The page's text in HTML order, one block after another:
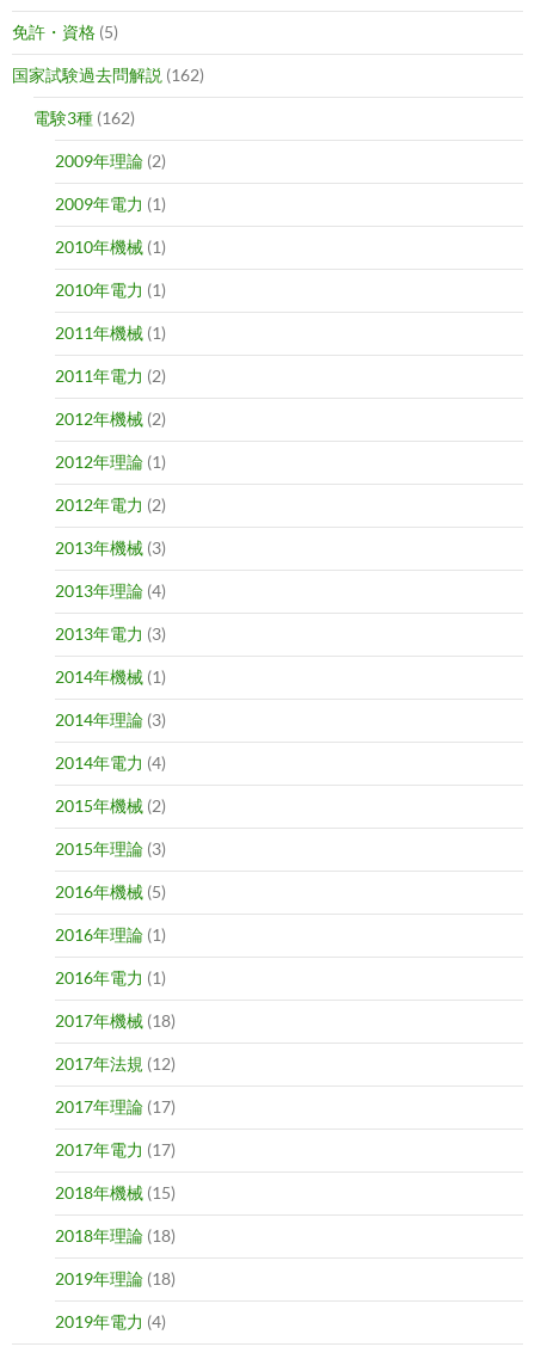
免許・資格 (5)
国家試験過去問解説 (162)
電験3種 (162)
2009年理論 (2)
2009年電力 (1)
2010年機械 (1)
2010年電力 (1)
2011年機械 (1)
2011年電力 (2)
2012年機械 (2)
2012年理論 (1)
2012年電力 (2)
2013年機械 (3)
2013年理論 (4)
2013年電力 (3)
2014年機械 (1)
2014年理論 (3)
2014年電力 (4)
2015年機械 (2)
2015年理論 (3)
2016年機械 (5)
2016年理論 (1)
2016年電力 (1)
2017年機械 (18)
2017年法規 (12)
2017年理論 (17)
2017年電力 (17)
2018年機械 (15)
2018年理論 (18)
2019年理論 (18)
2019年電力 (4)